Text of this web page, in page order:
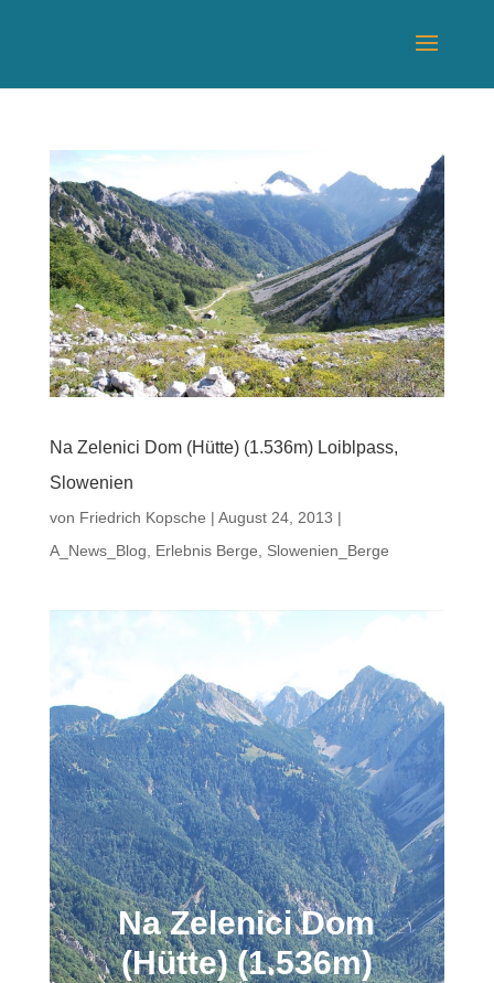
Na Zelenici Dom (Hütte) (1.536m) Loiblpass,
Slowenien
von Friedrich Kopsche | August 24, 2013 |
A_News_Blog
Erlebnis Berge Slowenien_Berge
Na Zelenici Dom
(Hütte) (1.536m)